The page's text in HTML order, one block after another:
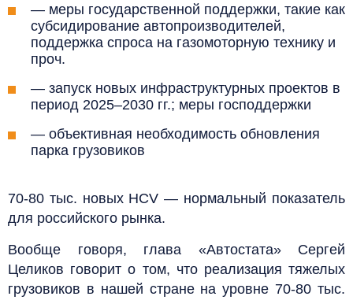
— меры государственной поддержки, такие как
субсидирование автопроизводителей,
поддержка спроса на газомоторную технику и
проч.
— запуск новых инфраструктурных проектов в
период 2025–2030 гг.; меры господдержки
— объективная необходимость обновления
парка грузовиков
70-80 тыс. новых HCV — нормальный показатель
для российского рынка.
Вообще говоря, глава «Автостата» Сергей
Целиков говорит о том, что реализация тяжелых
грузовиков в нашей стране на уровне 70-80 тыс.